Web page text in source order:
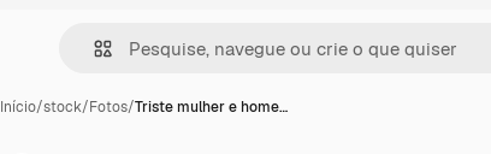
Início/stock/Fotos/Triste mulher e home…